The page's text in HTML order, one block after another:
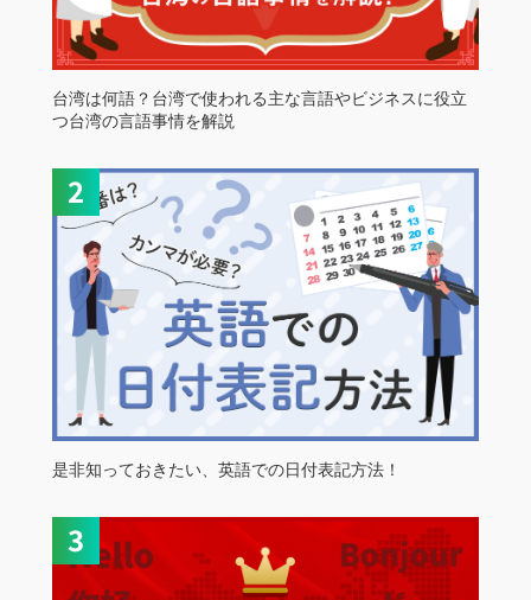
台湾は何語？台湾で使われる主な言語やビジネスに役立
つ台湾の言語事情を解説
是非知っておきたい、英語での日付表記方法！